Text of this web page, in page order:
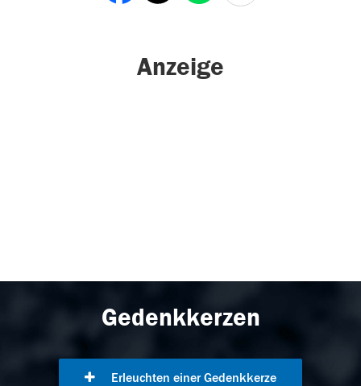
Anzeige
Gedenkkerzen
Erleuchten einer Gedenkkerze